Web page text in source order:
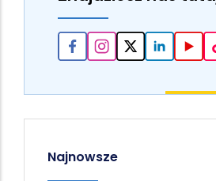
Najnowsze